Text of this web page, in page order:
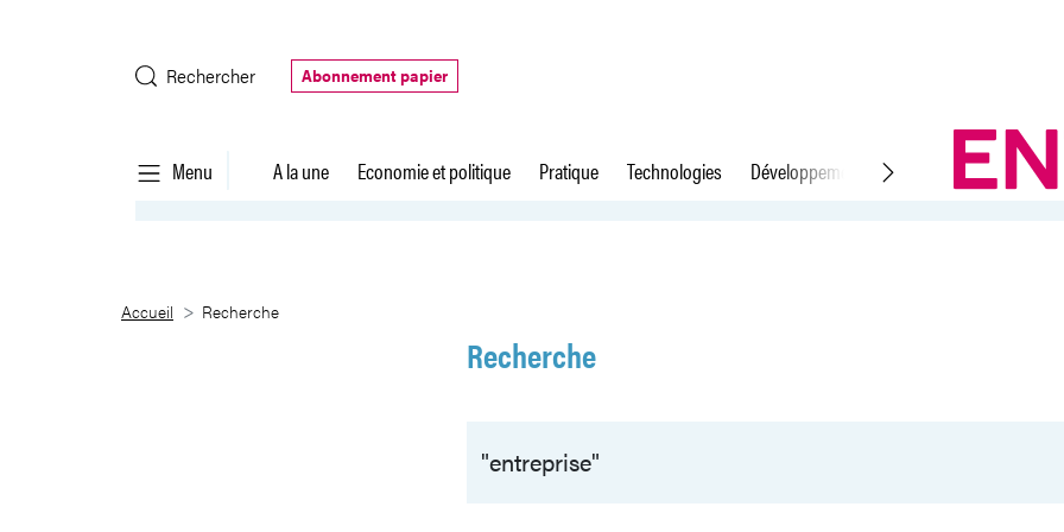
Rechercher
Abonnement papier
Menu A la une Economie et politique Pratique Technologies Développement durable Droit du travail
Recherche
Accueil Recherche
Recherche